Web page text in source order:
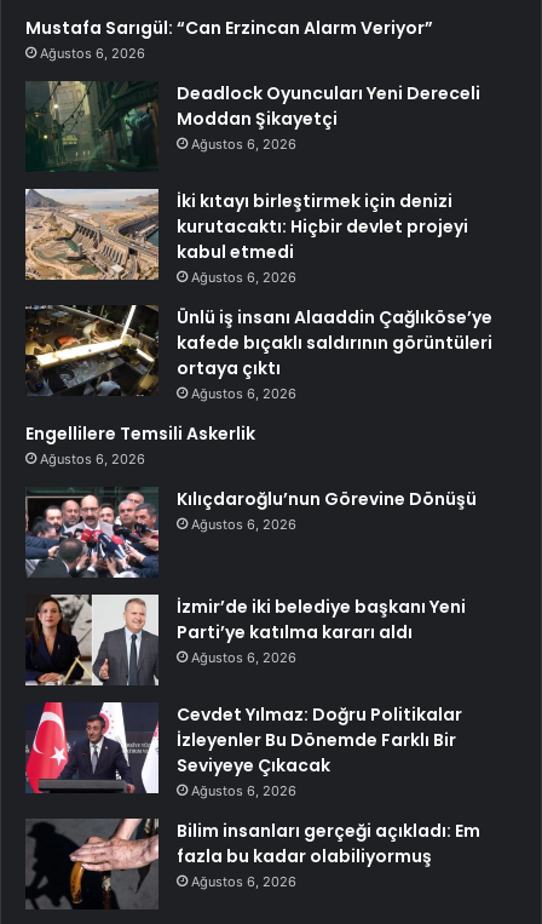
Mustafa Sarıgül: “Can Erzincan Alarm Veriyor”
Ağustos 6, 2026
Deadlock Oyuncuları Yeni Dereceli
Moddan Şikayetçi
Ağustos 6, 2026
İki kıtayı birleştirmek için denizi
kurutacaktı: Hiçbir devlet projeyi
kabul etmedi
Ağustos 6, 2026
Ünlü iş insanı Alaaddin Çağlıköse’ye
kafede bıçaklı saldırının görüntüleri
ortaya çıktı
Ağustos 6, 2026
Engellilere Temsili Askerlik
Ağustos 6, 2026
Kılıçdaroğlu’nun Görevine Dönüşü
Ağustos 6, 2026
İzmir’de iki belediye başkanı Yeni
Parti’ye katılma kararı aldı
Ağustos 6, 2026
Cevdet Yılmaz: Doğru Politikalar
İzleyenler Bu Dönemde Farklı Bir
Seviyeye Çıkacak
Ağustos 6, 2026
Bilim insanları gerçeği açıkladı: Em
fazla bu kadar olabiliyormuş
Ağustos 6, 2026